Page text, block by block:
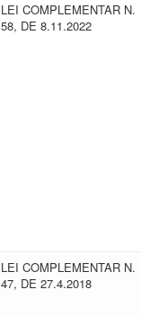
LEI COMPLEMENTAR N.
58, DE 8.11.2022
LEI COMPLEMENTAR N.
47, DE 27.4.2018